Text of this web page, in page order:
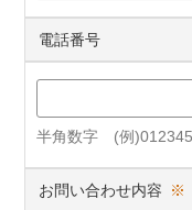
電話番号
半角数字 (例
お問い合わせ内容 ※